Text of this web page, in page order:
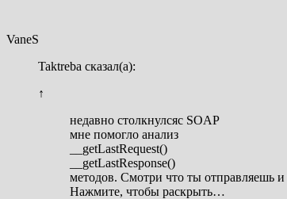
VaneS
Taktreba сказал(а):
↑
недавно столкнулсяс SOAP
мне помогло анализ
__getLastRequest()
__getLastResponse()
методов. Смотри что ты отправляешь и
Нажмите, чтобы раскрыть…